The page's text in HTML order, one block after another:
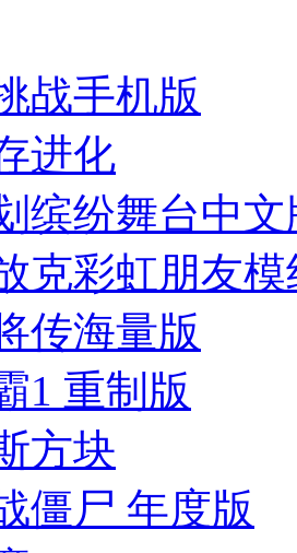
战手机版
进化
缤纷舞台中文
克彩虹朋友
传海量版
1 重制版
方块
僵尸 年度版